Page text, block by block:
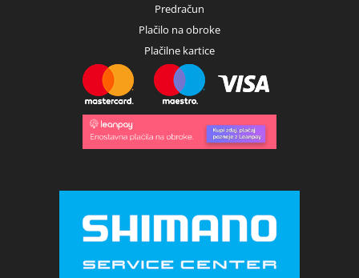
Predračun
Plačilo na obroke
Plačilne kartice